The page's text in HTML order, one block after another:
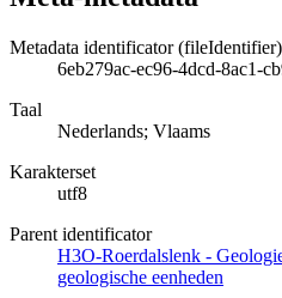
Metadata identificator (fileIdentifier)
6eb279ac-ec96-4dcd-8ac1-
Taal
Nederlands; Vlaams
Karakterset
utf8
Parent identificator
H3O-Roerdalslenk -
geologische eenheden